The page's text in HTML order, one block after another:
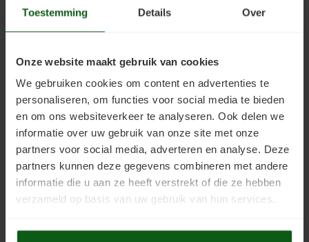
Toestemming Details Over
Onze website maakt gebruik van cookies
We gebruiken cookies om content en advertenties te
personaliseren, om functies voor social media te bieden
en om ons websiteverkeer te analyseren. Ook delen we
informatie over uw gebruik van onze site met onze
partners voor social media, adverteren en analyse. Deze
partners kunnen deze gegevens combineren met andere
informatie die u aan ze heeft verstrekt of die ze hebben
verzameld op basis van uw gebruik van hun services.
Uniprimer
Colourcoat 2K
Cleaner
Laminaatvloer verven
Nieuwbouw vloer verven
Stenen vloer verven
Heeft u toch nog vragen?
De meest gestelde vragen hebben wijhieral voor u
beantwoord. Staat uw vraag er niet tussen? Neem gerust
geheel vrijblijvend contact met ons op, wij staan u graag te
woord. Wij zijn op werkdagen tijdens kantooruren bereikbaar
via Telefoon/Whatsapp +31 (0)6 - 8230 1745. U kunt ook uw
vraag stellen viaMail of onsContactformulier. Vragen die via
het contactformulier of per email binnenkomen worden
tot niets!